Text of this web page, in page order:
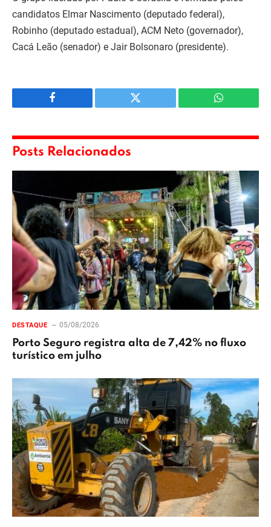
candidatos Elmar Nascimento (deputado federal),
Robinho (deputado estadual), ACM Neto (governador),
Cacá Leão (senador) e Jair Bolsonaro (presidente).
Facebook Twitter WhatsApp
Posts Relacionados
DESTAQUE 05/08/2026
Porto Seguro registra alta de 7,42% no fluxo
turístico em julho